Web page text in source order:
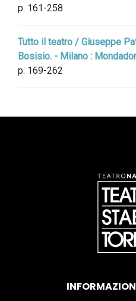
p. 161-258
Tutto il teatro / Giuseppe
Bosisio. - Milano :
p. 169-262